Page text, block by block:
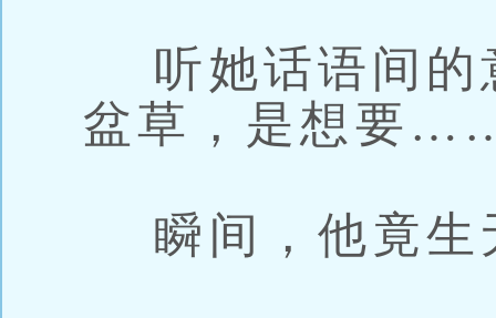
听她话语间的
盆草，是想要
瞬间，他竟生